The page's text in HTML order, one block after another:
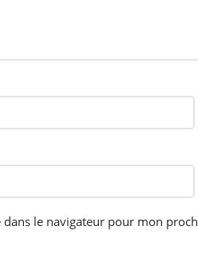
le navigateur pour mon